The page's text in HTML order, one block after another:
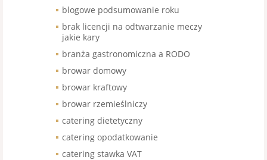
blogowe podsumowanie roku
brak licencji na odtwarzanie meczy
jakie kary
branża gastronomiczna a RODO
browar domowy
browar kraftowy
browar rzemieślniczy
catering dietetyczny
catering opodatkowanie
catering stawka VAT